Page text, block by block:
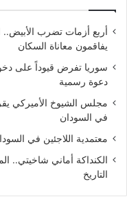
أربع أزمات تضرب الأبيض..
يفاقمون معاناة السكان
سوريا تفرض قيوداً على
دعوة رسمية
مجلس الشيوخ الأميركي يقر
في السودان
معتمدية اللاجئين في
الكنداكة أماني شاخيتي..
التاريخ